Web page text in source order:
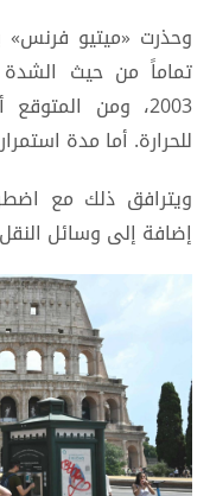
وحذرت «ميتيو
تماماً من حيث
2003، ومن
للحرارة. أما مدة
ويترافق ذلك مع
إضافة إلى وسائل